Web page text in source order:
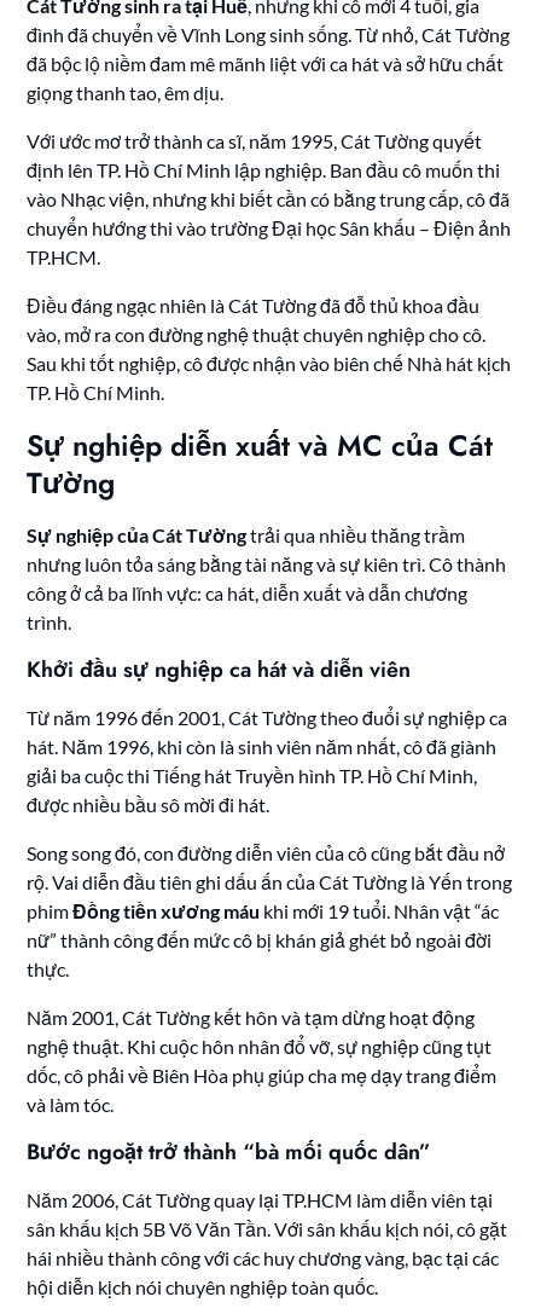
Cát Tường sinh ra tại Huế, nhưng khi cô mới 4 tuổi, gia
đình đã chuyển về Vĩnh Long sinh sống. Từ nhỏ, Cát Tường
đã bộc lộ niềm đam mê mãnh liệt với ca hát và sở hữu chất
giọng thanh tao, êm dịu.
Với ước mơ trở thành ca sĩ, năm 1995, Cát Tường quyết
định lên TP. Hồ Chí Minh lập nghiệp. Ban đầu cô muốn thi
vào Nhạc viện, nhưng khi biết cần có bằng trung cấp, cô đã
chuyển hướng thi vào trường Đại học Sân khấu – Điện ảnh
TP.HCM.
Điều đáng ngạc nhiên là Cát Tường đã đỗ thủ khoa đầu
vào, mở ra con đường nghệ thuật chuyên nghiệp cho cô.
Sau khi tốt nghiệp, cô được nhận vào biên chế Nhà hát kịch
TP. Hồ Chí Minh.
Sự nghiệp diễn xuất và MC của Cát
Tường
Sự nghiệp của Cát Tườngtrải qua nhiều thăng trầm
nhưng luôn tỏa sáng bằng tài năng và sự kiên trì. Cô thành
công ở cả ba lĩnh vực: ca hát, diễn xuất và dẫn chương
trình.
Khởi đầu sự nghiệp ca hát và diễn viên
Từ năm 1996 đến 2001, Cát Tường theo đuổi sự nghiệp ca
hát. Năm 1996, khi còn là sinh viên năm nhất, cô đã giành
giải ba cuộc thi Tiếng hát Truyền hình TP. Hồ Chí Minh,
được nhiều bầu sô mời đi hát.
Song song đó, con đường diễn viên của cô cũng bắt đầu nở
rộ. Vai diễn đầu tiên ghi dấu ấn của Cát Tường là Yến trong
phimĐồng tiền xương máu khi mới 19 tuổi. Nhân vật “ác
nữ” thành công đến mức cô bị khán giả ghét bỏ ngoài đời
thực.
Năm 2001, Cát Tường kết hôn và tạm dừng hoạt động
nghệ thuật. Khi cuộc hôn nhân đổ vỡ, sự nghiệp cũng tụt
dốc, cô phải về Biên Hòa phụ giúp cha mẹ dạy trang điểm
và làm tóc.
Bước ngoặt trở thành “bà mối quốc dân”
Năm 2006, Cát Tường quay lại TP.HCM làm diễn viên tại
sân khấu kịch 5B Võ Văn Tần. Với sân khấu kịch nói, cô gặt
hái nhiều thành công với các huy chương vàng, bạc tại các
hội diễn kịch nói chuyên nghiệp toàn quốc.